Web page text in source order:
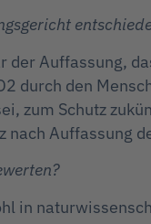
der Auffassung,
durch den
zum Schutz
Auffassung
in